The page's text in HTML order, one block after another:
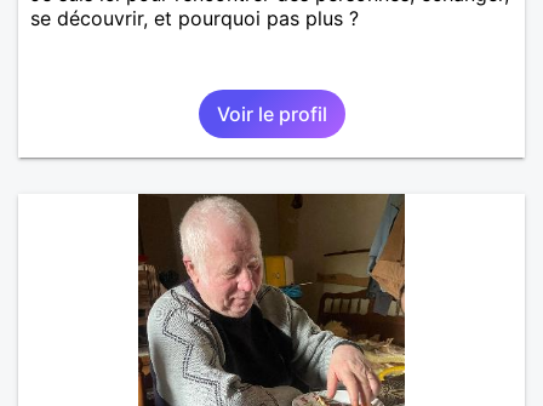
se découvrir, et pourquoi pas plus ?
Voir le profil